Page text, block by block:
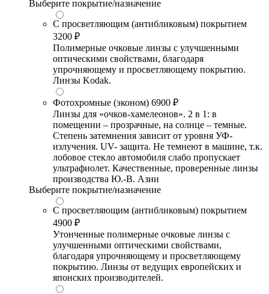
Выберите покрытие/назначение
С просветляющим (антибликовым) покрытием
3200 ₽
Полимерные очковые линзы с улучшенными
оптическими свойствами, благодаря
упрочняющему и просветляющему покрытию.
Линзы Kodak.
Фотохромные (эконом) 6900 ₽
Линзы для «очков-хамелеонов». 2 в 1: в
помещении – прозрачные, на солнце – темные.
Степень затемнения зависит от уровня УФ-
излучения. UV- защита. Не темнеют в машине, т.к.
лобовое стекло автомобиля слабо пропускает
ультрафиолет. Качественные, проверенные линзы
производства Ю.-В. Азии
Выберите покрытие/назначение
С просветляющим (антибликовым) покрытием
4900 ₽
Утонченные полимерные очковые линзы с
улучшенными оптическими свойствами,
благодаря упрочняющему и просветляющему
покрытию. Линзы от ведущих европейских и
японских производителей.